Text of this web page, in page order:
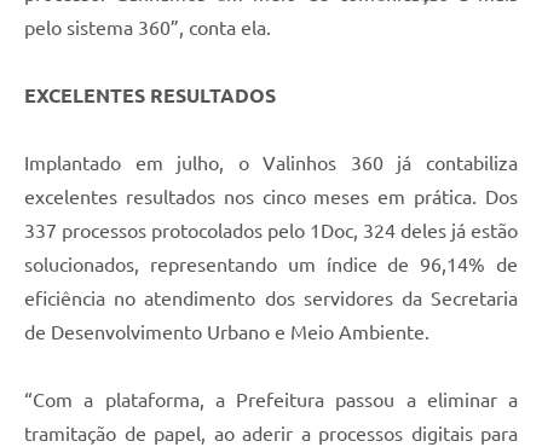
pelo sistema 360”, conta ela.
EXCELENTES RESULTADOS
Implantado em julho, o Valinhos 360 já contabiliza
excelentes resultados nos cinco meses em prática. Dos
337 processos protocolados pelo 1Doc, 324 deles já estão
solucionados, representando um índice de 96,14% de
eficiência no atendimento dos servidores da Secretaria
de Desenvolvimento Urbano e Meio Ambiente.
“Com a plataforma, a Prefeitura passou a eliminar a
tramitação de papel, ao aderir a processos digitais para